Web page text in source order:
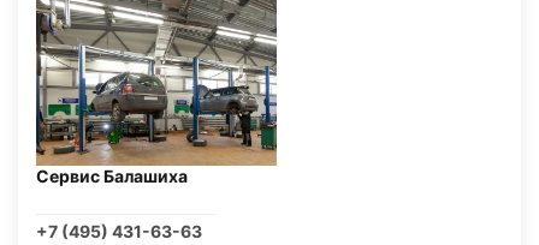
Сервис Балашиха
+7 (495) 431-63-63